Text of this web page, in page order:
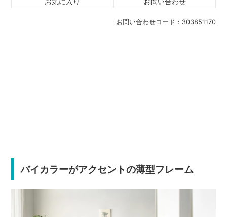
お問い合わせコード： 303851170
バイカラーがアクセントの薄型フレーム